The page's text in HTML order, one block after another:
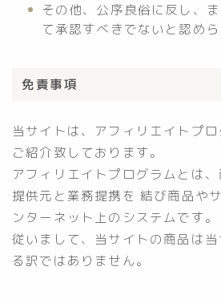
その他、公序良俗に反し、
て承認すべきでないと認めら
免責事項
当サイトは、アフィリエイトプ
ご紹介致しております。
アフィリエイトプログラムとは
提供元と業務提携を 結び商品や
ンターネット上のシステムです。
従いまして、当サイトの商品は
る訳ではありません。